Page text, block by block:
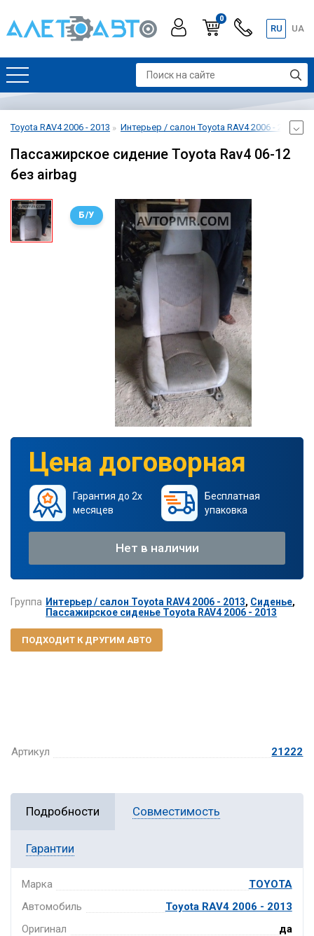
0
RU UA
Toyota RAV4 2006 - 2013 Интерьер / салон Toyota RAV4 2006 - 2013
Пассажирское сидение Toyota Rav4 06-12
без airbag
Б/У
Артикул 21222
Цена договорная
Гарантия до 2х
месяцев
Бесплатная
упаковка
Нет в наличии
Группа Интерьер / салон Toyota RAV4 2006 - 2013, Сиденье,
Пассажирское сиденье Toyota RAV4 2006 - 2013
ПОДХОДИТ К ДРУГИМ АВТО
Подробности Совместимость
Гарантии
Марка
TOYOTA
Автомобиль
Toyota RAV4 2006 - 2013
Оригинал
да